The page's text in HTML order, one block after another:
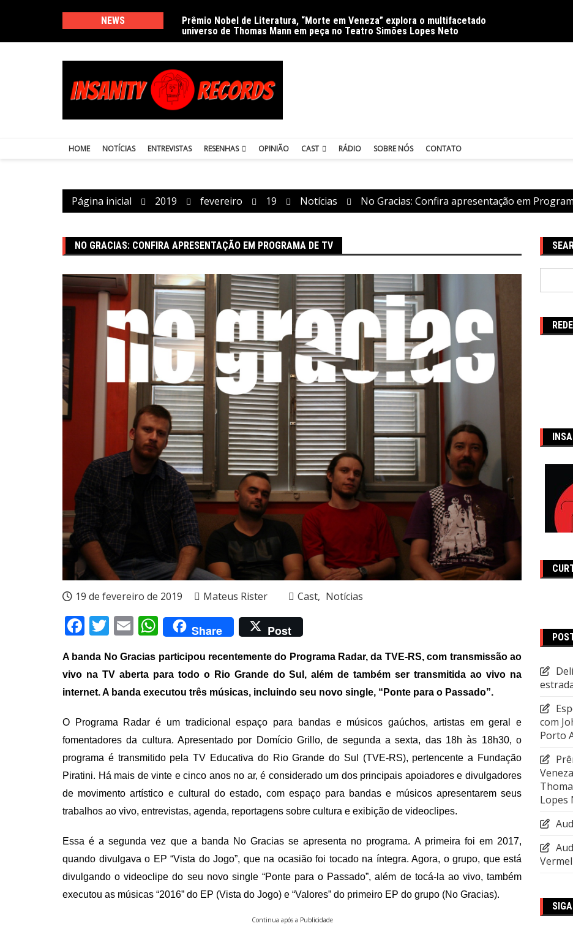
conteúdo
NEWS
Prêmio Nobel de Literatura, “Morte em Veneza” explora o multifacetado
universo de Thomas Mann em peça no Teatro Simões Lopes Neto
Delírios
HOME NOTÍCIAS ENTREVISTAS RESENHAS OPINIÃO CAST RÁDIO SOBRE NÓS CONTATO
Página inicial 2019 fevereiro 19 Notícias No Gracias: Confira apresentação em
NO GRACIAS: CONFIRA APRESENTAÇÃO EM PROGRAMA DE TV
19 de fevereiro de 2019 Mateus Rister Cast Notícias
Facebook
Twitter
EmailWhatsApp
Share Post
A banda No Gracias participou recentemente do Programa Radar, da TVE-RS, com transmissão ao
vivo na TV aberta para todo o Rio Grande do Sul, além de também ser transmitida ao vivo na
internet. A banda executou três músicas, incluindo seu novo single, “Ponte para o Passado”.
O Programa Radar é um tradicional espaço para bandas e músicos gaúchos, artistas em geral e
fomentadores da cultura. Apresentado por Domício Grillo, de segunda a sexta, das 18h às 18h30, o
programa é transmitido pela TV Educativa do Rio Grande do Sul (TVE-RS), pertencente a Fundação
Piratini. Há mais de vinte e cinco anos no ar, é considerado um dos principais apoiadores e divulgadores
de movimento artístico e cultural do estado, com espaço para bandas e músicos apresentarem seus
trabalhos ao vivo, entrevistas, agenda, reportagens sobre cultura e exibição de videoclipes.
Essa é a segunda vez que a banda No Gracias se apresenta no programa. A primeira foi em 2017,
quando divulgava o EP “Vista do Jogo”, que na ocasião foi tocado na íntegra. Agora, o grupo, que está
divulgando o videoclipe do seu novo single “Ponte para o Passado”, além de tocá-la ao vivo, também
executou as músicas “2016” do EP (Vista do Jogo) e “Valores” do primeiro EP do grupo (No Gracias).
Continua após a Publicidade
com
Porto
Lopes